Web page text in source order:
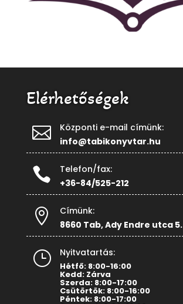
Elérhetőségek

Központi e-mail címünk:
info@tabikonyvtar.hu

Telefon/fax:
+36-84/525-212

Címünk:
8660 Tab, Ady Endre utca 5.
} Nyitvatartás:
Hétfő: 8:00-16:00
Kedd: Zárva
Szerda: 8:00-17:00
Csütörtök: 8:00-16:00
Péntek: 8:00-17:00